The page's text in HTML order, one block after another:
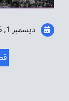
ديسمبر 1, 2025